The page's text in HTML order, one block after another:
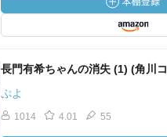
長門有希ちゃんの消失 (1) (角川
ぷよ
1014 4.01 55